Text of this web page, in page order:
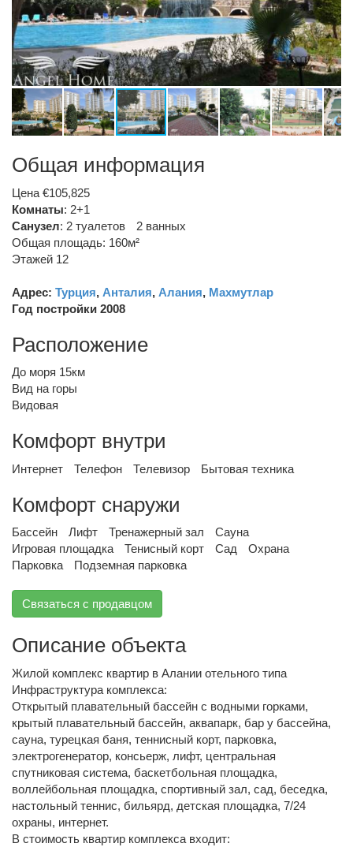
Общая информация
Цена €105,825
Комнаты: 2+1
Санузел: 2 туалетов
2 ванных
Общая площадь: 160м²
Этажей 12
Адрес: Турция, Анталия, Алания, Махмутлар
Год постройки 2008
Расположение
До моря 15км
Вид на горы
Видовая
Комфорт внутри
Интернет Телефон Телевизор Бытовая техника
Комфорт снаружи
Бассейн Лифт Тренажерный зал
Сауна
Игровая площадка
Тенисный корт Сад
Охрана
Парковка
Подземная парковка
Связаться с продавцом
Описание объекта
Жилой комплекс квартир в Алании отельного типа
Инфраструктура комплекса:
Открытый плавательный бассейн с водными горками,
крытый плавательный бассейн, аквапарк, бар у бассейна,
сауна, турецкая баня, теннисный корт, парковка,
электрогенератор, консьерж, лифт, центральная
спутниковая система, баскетбольная площадка,
воллейбольная площадка, спортивный зал, сад, беседка,
настольный теннис, бильярд, детская площадка, 7/24
охраны, интернет.
В стоимость квартир комплекса входит: